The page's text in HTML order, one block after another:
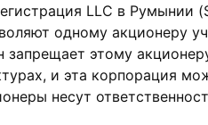
LLC в Румынии
одному акционеру
запрещает этому
и эта корпорация
несут